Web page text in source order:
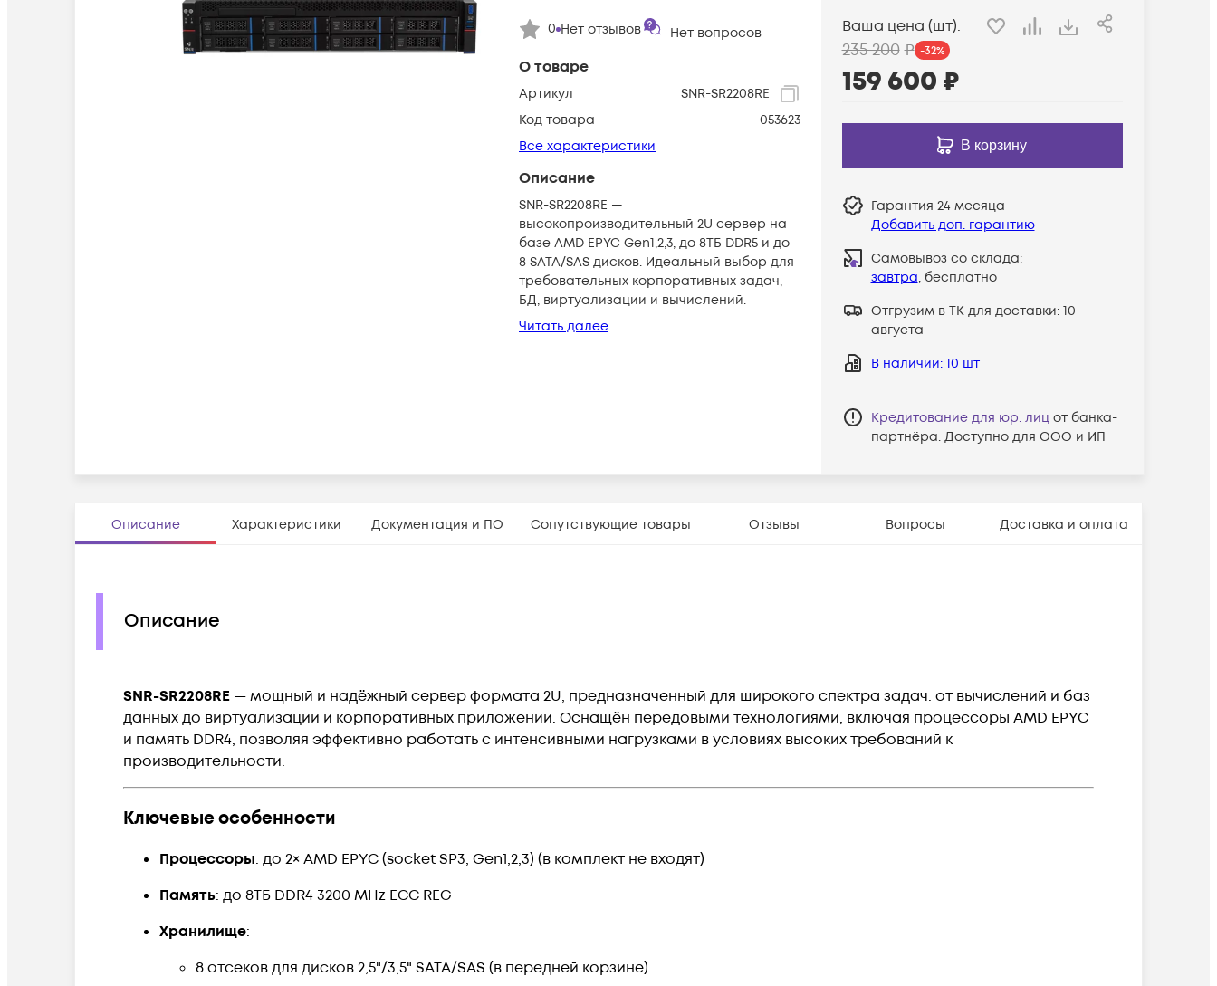
О товаре
Артикул
SNR-SR2208RE
Код товара
053623
Все характеристики
Описание
SNR-SR2208RE —
высокопроизводительный 2U сервер на
базе AMD EPYC Gen1,2,3, до 8ТБ DDR5 и до
8 SATA/SAS дисков. Идеальный выбор для
требовательных корпоративных задач,
БД, виртуализации и вычислений.
Читать далее
0 Нет отзывов Нет вопросов Ваша цена (шт):
235 200 ₽ -32%
159 600 ₽
В корзину
Гарантия 24 месяца
Добавить доп. гарантию
Самовывоз со склада:
завтра, бесплатно
Отгрузим в ТК для доставки: 10
августа
В наличии: 10 шт
Кредитование для юр. лиц от банка-
партнёра. Доступно для ООО и ИП
Описание Характеристики Документация и ПО Сопутствующие товары Отзывы Вопросы Доставка и оплата
Описание
SNR-SR2208RE — мощный и надёжный сервер формата 2U, предназначенный для широкого спектра задач: от вычислений и баз
данных до виртуализации и корпоративных приложений. Оснащён передовыми технологиями, включая процессоры AMD EPYC
и память DDR4, позволяя эффективно работать с интенсивными нагрузками в условиях высоких требований к
производительности.
Ключевые особенности
Процессоры: до 2× AMD EPYC (socket SP3, Gen1,2,3) (в комплект не входят)
Память: до 8ТБ DDR4 3200 MHz ECC REG
Хранилище:
8 отсеков для дисков 2,5"/3,5" SATA/SAS (в передней корзине)